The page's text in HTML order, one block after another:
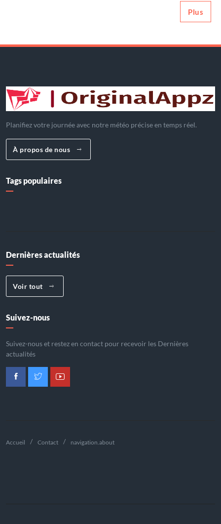
Plus
Planifiez votre journée avec notre météo précise en temps réel.
À propos de nous
Tags populaires
Dernières actualités
Voir tout
Suivez-nous
Suivez-nous et restez en contact pour recevoir les Dernières
actualités
Accueil Contact navigation.about